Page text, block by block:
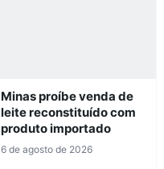
Minas proíbe venda de
leite reconstituído com
produto importado
6 de agosto de 2026